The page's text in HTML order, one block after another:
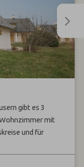
gibt es 3
mit
und für